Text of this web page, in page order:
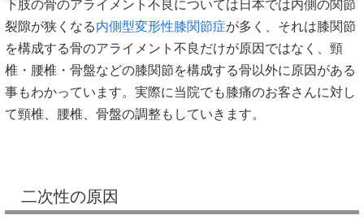
下肢の骨のアライメント不良については日本では内側の関節
裂隙が狭くなる内側型変形性膝関節症が多く、それは膝関節
を構成する骨のアライメント不良だけが原因ではなく、頸
椎・腰椎・骨盤などの膝関節を構成する骨以外に原因がある
事もわかっています。実際に当院でも膝痛のお客さんに対し
て頸椎、腰椎、骨盤の調整もしていきます。
二次性の原因